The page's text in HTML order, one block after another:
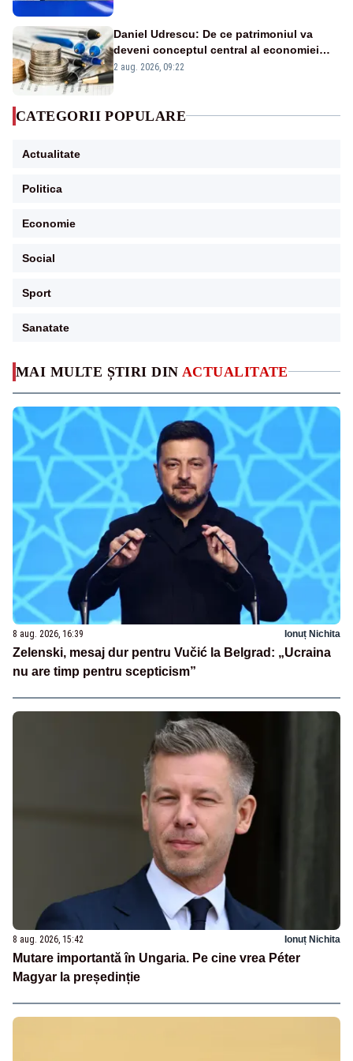
MAI MULTE ȘTIRI DIN ACTUALITATE
8 aug. 2026, 16:39 Ionuț Nichita
Zelenski, mesaj dur pentru Vučić la Belgrad: „Ucraina
nu are timp pentru scepticism”
8 aug. 2026, 15:42 Ionuț Nichita
Mutare importantă în Ungaria. Pe cine vrea Péter
Magyar la președinție
Daniel Udrescu: De ce patrimoniul va
deveni conceptul central al economiei
viitoare?
2 aug. 2026, 09:22
CATEGORII POPULARE
Actualitate
Politica
Economie
Social
Sport
Sanatate